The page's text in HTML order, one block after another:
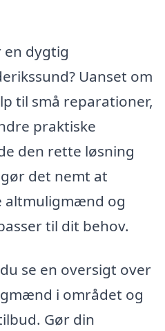
en dygtig
Uanset om
til små reparationer,
praktiske
den rette løsning
det nemt at
altmuligmænd og
til dit behov.
se en oversigt over
i området og
Gør din